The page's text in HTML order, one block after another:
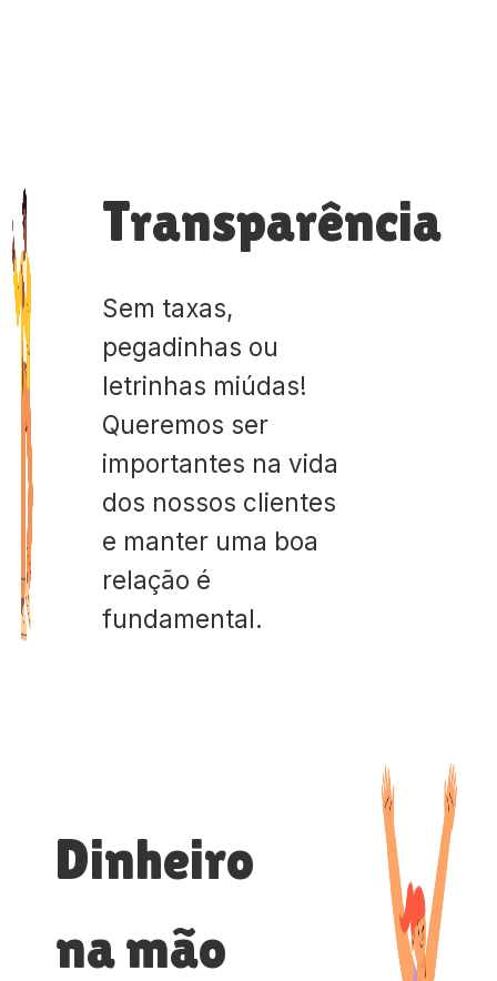
Transparência
Sem taxas,
pegadinhas ou
letrinhas miúdas!
Queremos ser
importantes na vida
dos nossos clientes
e manter uma boa
relação é
fundamental.
Dinheiro
na mão